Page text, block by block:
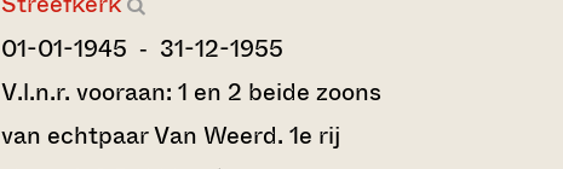
01-01-1945 ‐ 31-12-1955
V.l.n.r. vooraan: 1 en 2 beide zoons
van echtpaar Van Weerd. 1e rij